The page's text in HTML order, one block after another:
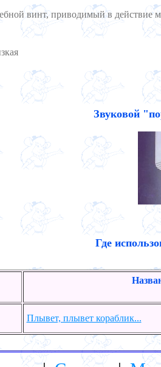
винт, приводимый в действие
Звуковой
Где
Плывет, плывет кораблик...